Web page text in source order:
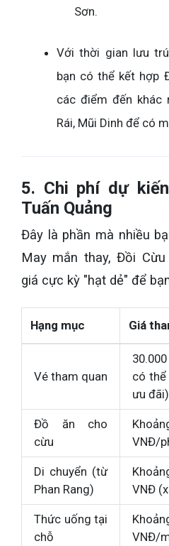
Sơn.
Với thời gian lưu
bạn có thể kết hợp
các điểm đến khác
Rái, Mũi Dinh để có
5. Chi phí dự
Tuấn Quảng
Đây là phần mà nhiều
May mắn thay, Đồi
giá cực kỳ "hạt dẻ" để
Hạng mục Giá
Vé tham quan
có
ưu đãi)
Đồ ăn cho
cừu
VNĐ/
Di chuyển (từ
Phan Rang)
VNĐ
Thức uống tại
chỗ
VNĐ/